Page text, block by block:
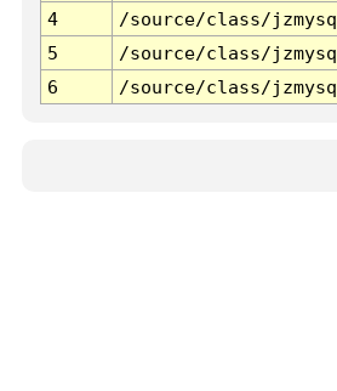
4
/source/class/
5
/source/class/
6
/source/class/